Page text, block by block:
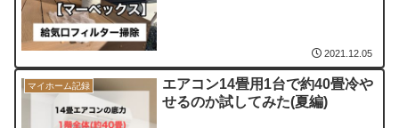
2021.12.05
マイホーム記録
エアコン14畳用1台で約40畳冷や
せるのか試してみた(夏編)